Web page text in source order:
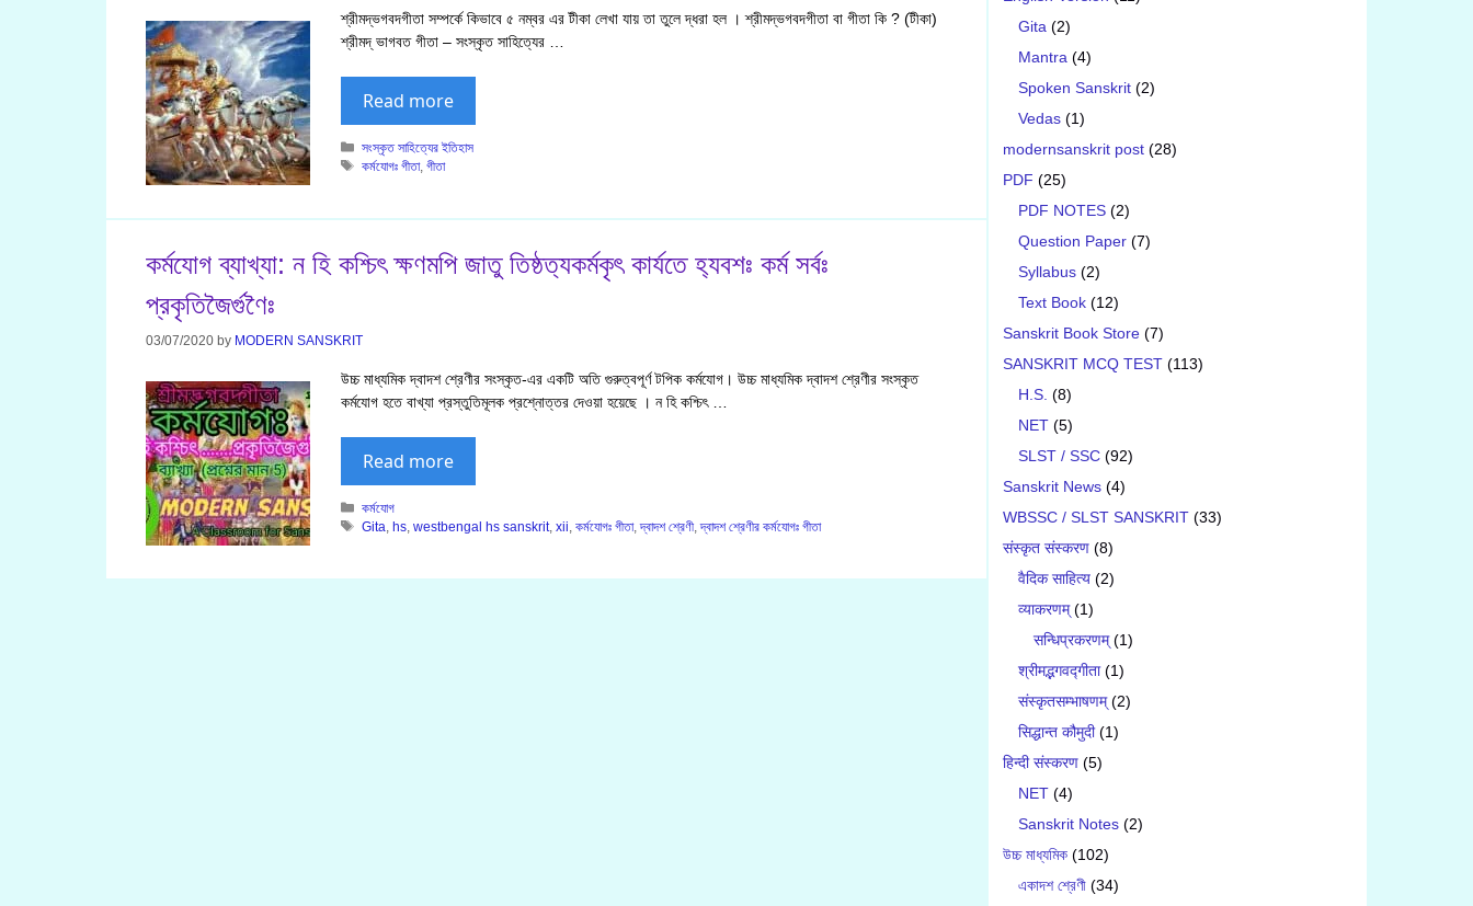
শ্রীমদ্ভগবদগীতা সম্পর্কে কিভাবে ৫ নম্বর এর টীকা লেখা যায় তা তুলে দ্ধরা হল । শ্রীমদ্ভগবদগীতা বা গীতা কি ? (টীকা)
শ্রীমদ্ ভাগবত গীতা – সংস্কৃত সাহিত্যের …
Read more
Categories
সংস্কৃত সাহিত্যের ইতিহাস
Tags
কর্মযোগঃ গীতা,গীতা
কর্মযোগ ব্যাখ্যা: ন হি কশ্চিৎ ক্ষণমপি জাতু তিষ্ঠত‍্যকর্মকৃৎ কার্যতে হ‍্যবশঃ কর্ম সর্বঃ
প্রকৃতিজৈর্গুণৈঃ
03/07/2020 by MODERN SANSKRIT
উচ্চ মাধ্যমিক দ্বাদশ শ্রেণীর সংস্কৃত-এর একটি অতি গুরুত্বপূর্ণ টপিক কর্মযোগ। উচ্চ মাধ্যমিক দ্বাদশ শ্রেণীর সংস্কৃত
কর্মযোগ হতে বাখ্যা প্রস্তুতিমূলক প্রশ্নোত্তর দেওয়া হয়েছে । ন হি কশ্চিৎ …
Read more
Categories
কর্মযোগ
Tags
Gita ,hs ,westbengal hs sanskrit,xii ,কর্মযোগঃ গীতা,দ্বাদশ শ্রেণী ,দ্বাদশ শ্রেণীর কর্মযোগঃ গীতা
Gita (2)
Mantra (4)
Spoken Sanskrit (2)
Vedas (1)
modernsanskrit post (28)
PDF (25)
PDF NOTES (2)
Question Paper (7)
Syllabus (2)
Text Book (12)
Sanskrit Book Store (7)
SANSKRIT MCQ TEST (113)
H.S. (8)
NET (5)
SLST / SSC (92)
Sanskrit News (4)
WBSSC / SLST SANSKRIT (33)
संस्कृत संस्करण (8)
वैदिक साहित्य (2)
व्याकरणम्(1)
सन्धिप्रकरणम्(1)
श्रीमद्भगवद्गीता(1)
संस्कृतसम्भाषणम्(2)
सिद्धान्त कौमुदी(1)
हिन्दी संस्करण (5)
NET (4)
Sanskrit Notes (2)
উচ্চ মাধ্যমিক (102)
একাদশ শ্রেণী (34)